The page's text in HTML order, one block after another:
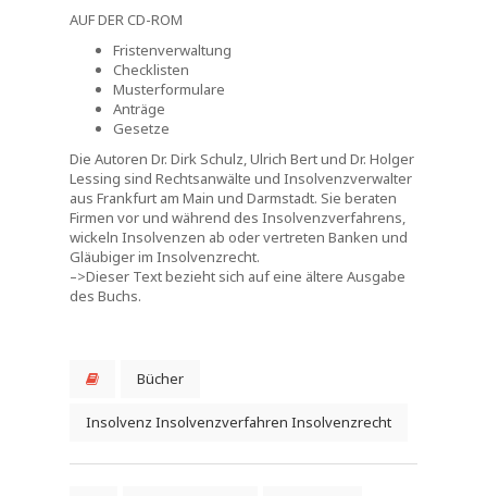
AUF DER CD-ROM
Fristenverwaltung
Checklisten
Musterformulare
Anträge
Gesetze
Die Autoren Dr. Dirk Schulz, Ulrich Bert und Dr. Holger
Lessing sind Rechtsanwälte und Insolvenzverwalter
aus Frankfurt am Main und Darmstadt. Sie beraten
Firmen vor und während des Insolvenzverfahrens,
wickeln Insolvenzen ab oder vertreten Banken und
Gläubiger im Insolvenzrecht.
–>Dieser Text bezieht sich auf eine ältere Ausgabe
des Buchs.
Bücher
Insolvenz Insolvenzverfahren Insolvenzrecht